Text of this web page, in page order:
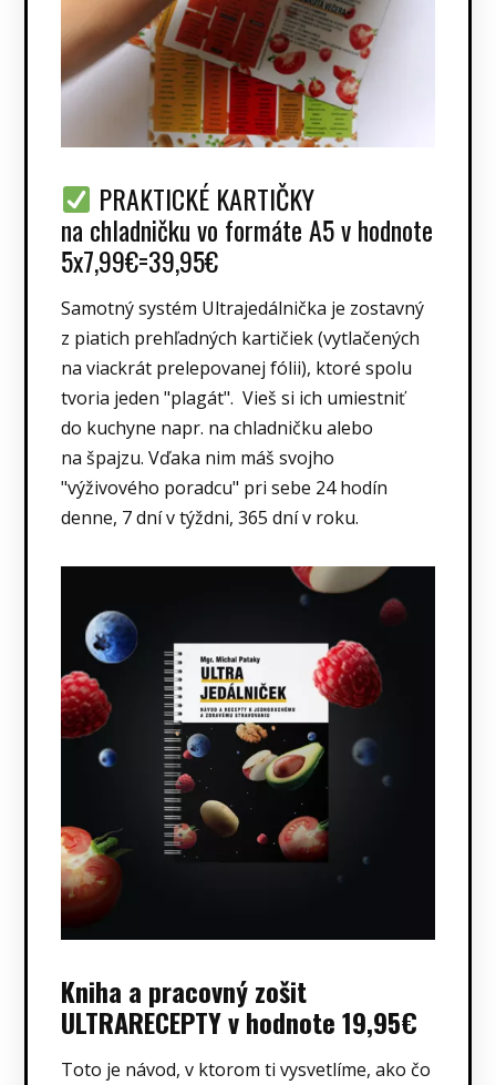
PRAKTICKÉ KARTIČKY
na chladničku vo formáte A5 v hodnote
5x7,99€=39,95€
Samotný systém Ultrajedálnička je zostavný
z piatich prehľadných kartičiek (vytlačených
na viackrát prelepovanej fólii), ktoré spolu
tvoria jeden "plagát". Vieš si ich umiestniť
do kuchyne napr. na chladničku alebo
na špajzu. Vďaka nim máš svojho
"výživového poradcu" pri sebe 24 hodín
denne, 7 dní v týždni, 365 dní v roku.
Kniha a pracovný zošit
ULTRARECEPTY v hodnote 19,95€
Toto je návod, v ktorom ti vysvetlíme, ako čo